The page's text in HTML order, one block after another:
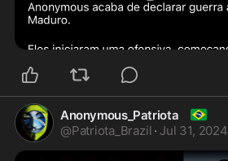
Anonymous_Patriota 🇧🇷
@Patriota_Brazil · Jul 31, 2024